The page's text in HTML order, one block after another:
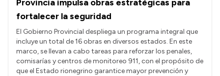
Provincia impulsa obras estratégicas para
fortalecer la seguridad
El Gobierno Provincial despliega un programa integral que
incluye un total de 16 obras en diversos estados. En este
marco, se llevan a cabo tareas para reforzar los penales,
comisarías y centros de monitoreo 911, con el propósito de
que el Estado rionegrino garantice mayor prevención y